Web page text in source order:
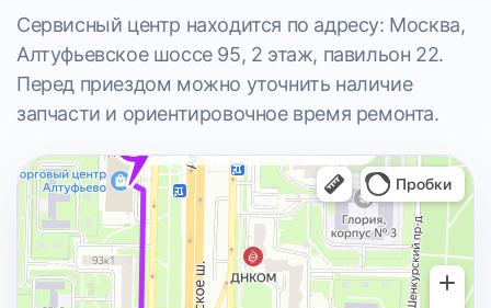
Сервисный центр находится по адресу: Москва,
Алтуфьевское шоссе 95, 2 этаж, павильон 22.
Перед приездом можно уточнить наличие
запчасти и ориентировочное время ремонта.